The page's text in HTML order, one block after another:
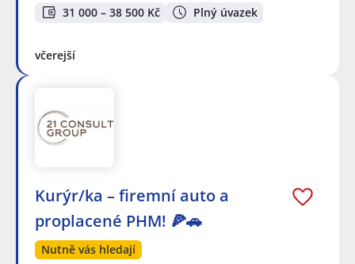
31 000 – 38 500 Kč Plný úvazek
včerejší
Kurýr/ka – firemní auto a
proplacené PHM! 🍕🚗
Nutně vás hledají